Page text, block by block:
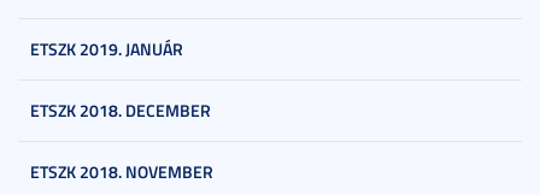
ETSZK 2019. JANUÁR
ETSZK 2018. DECEMBER
ETSZK 2018. NOVEMBER